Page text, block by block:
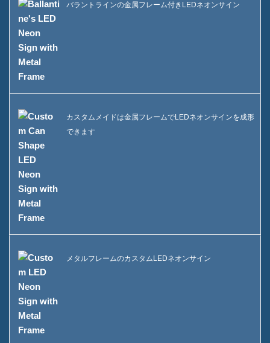
バラントラインの金属フレーム付きLEDネオンサイン
カスタムメイドは金属フレームでLEDネオンサインを成形
できます
メタルフレームのカスタムLEDネオンサイン